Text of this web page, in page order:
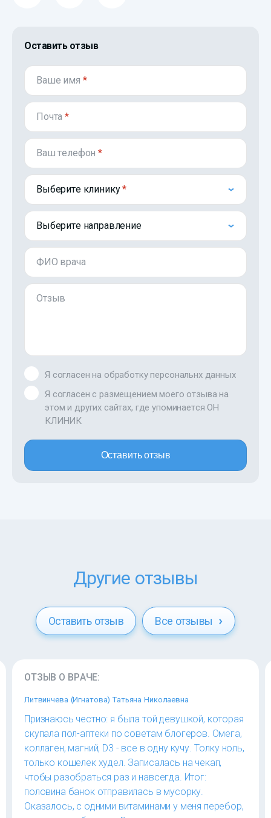
Оставить отзыв
Ваше имя *
Почта*
Ваш телефон*
Выберите клинику
Выберите направление
ФИО врача
Отзыв
Я согласен на обработку персональнх данных
Я согласен с размещением моего отзыва на
этом и других сайтах, где упоминается ОН
КЛИНИК
Оставить отзыв
Другие отзывы
Оставить отзыв Все отзывы
ОТЗЫВ О ВРАЧЕ:
Литвинчева (Игнатова) Татьяна Николаевна
Признаюсь честно: я была той девушкой, которая
скупала пол-аптеки по советам блогеров. Омега,
коллаген, магний, D3 - все в одну кучу. Толку ноль,
только кошелек худел. Записалась на чекап,
чтобы разобраться раз и навсегда. Итог:
половина банок отправилась в мусорку.
Оказалось, с одними витаминами у меня перебор,